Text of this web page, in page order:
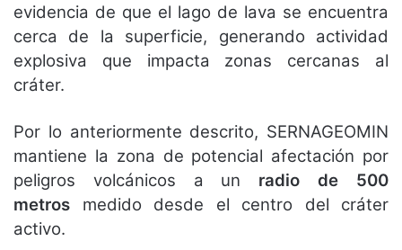
evidencia de que el lago de lava se encuentra
cerca de la superficie, generando actividad
explosiva que impacta zonas cercanas al
cráter.
Por lo anteriormente descrito, SERNAGEOMIN
mantiene la zona de potencial afectación por
peligros volcánicos a un radio de 500
metros medido desde el centro del cráter
activo.